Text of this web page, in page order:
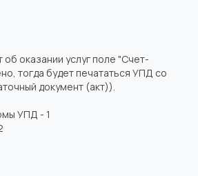
об оказании услуг поле "Счет-
тогда будет печататься УПД со
документ (акт)).
УПД - 1